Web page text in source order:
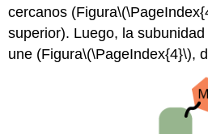
cercanos (Figura
superior). Luego, la
une (Figura\(\PageIndex{4}\),